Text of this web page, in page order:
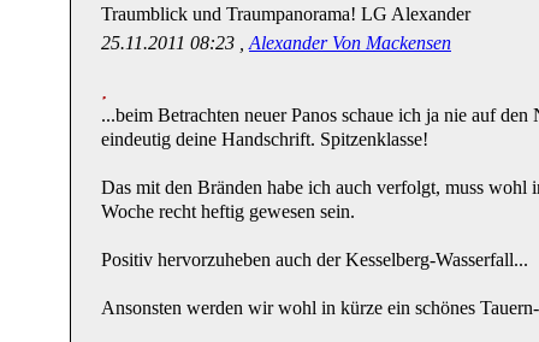
Traumblick und Traumpanorama! LG Alexander
25.11.2011 08:23 , Alexander Von Mackensen
...beim Betrachten neuer Panos schaue ich ja nie auf den
eindeutig deine Handschrift. Spitzenklasse!
Das mit den Bränden habe ich auch verfolgt, muss wohl
Woche recht heftig gewesen sein.
Positiv hervorzuheben auch der Kesselberg-Wasserfall...
Ansonsten werden wir wohl in kürze ein schönes